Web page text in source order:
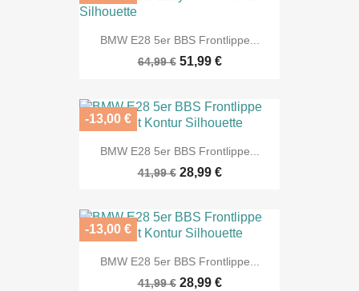
BMW E28 5er BBS Frontlippe...
64,99 € 51,99 €
BMW E28 5er BBS Frontlippe...
41,99 € 28,99 €
-13,00 €
BMW E28 5er BBS Frontlippe...
41,99 € 28,99 €
-13,00 €